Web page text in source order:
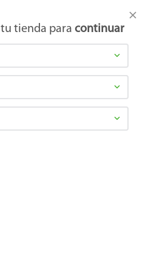
tu tienda para continuar